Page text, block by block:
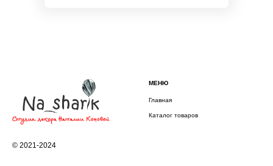
© 2021-2024
МЕНЮ
Главная
Каталог товаров